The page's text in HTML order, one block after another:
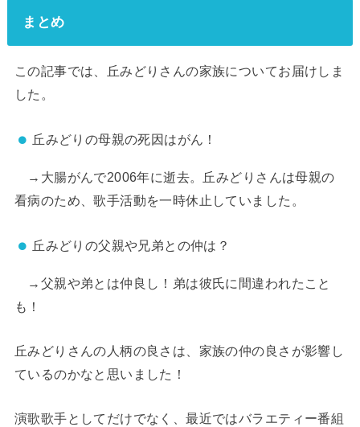
まとめ
この記事では、丘みどりさんの家族についてお届けしま
した。
丘みどりの母親の死因はがん！
→大腸がんで2006年に逝去。丘みどりさんは母親の
看病のため、歌手活動を一時休止していました。
丘みどりの父親や兄弟との仲は？
→父親や弟とは仲良し！弟は彼氏に間違われたこと
も！
丘みどりさんの人柄の良さは、家族の仲の良さが影響し
ているのかなと思いました！
演歌歌手としてだけでなく、最近ではバラエティー番組